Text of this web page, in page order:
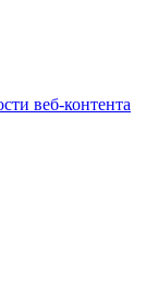
веб-контента